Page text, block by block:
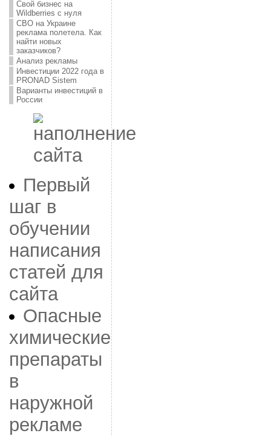
Свой бизнес на
Wildberries с нуля
СВО на Украине
реклама полетела. Как
найти новых
заказчиков?
Анализ рекламы
Инвестиции 2022 года в
PRONAD Sistem
Варианты инвестиций в
России
Первый
шаг в
обучении
написания
статей для
сайта
Опасные
химические
препараты
в
наружной
рекламе